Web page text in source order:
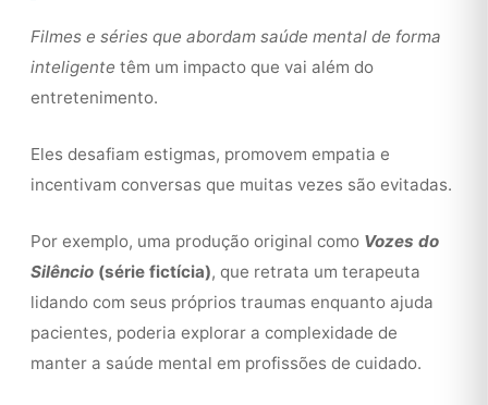
Filmes e séries que abordam saúde mental de forma
inteligente têm um impacto que vai além do
entretenimento.
Eles desafiam estigmas, promovem empatia e
incentivam conversas que muitas vezes são evitadas.
Por exemplo, uma produção original como Vozes do
Silêncio (série fictícia), que retrata um terapeuta
lidando com seus próprios traumas enquanto ajuda
pacientes, poderia explorar a complexidade de
manter a saúde mental em profissões de cuidado.